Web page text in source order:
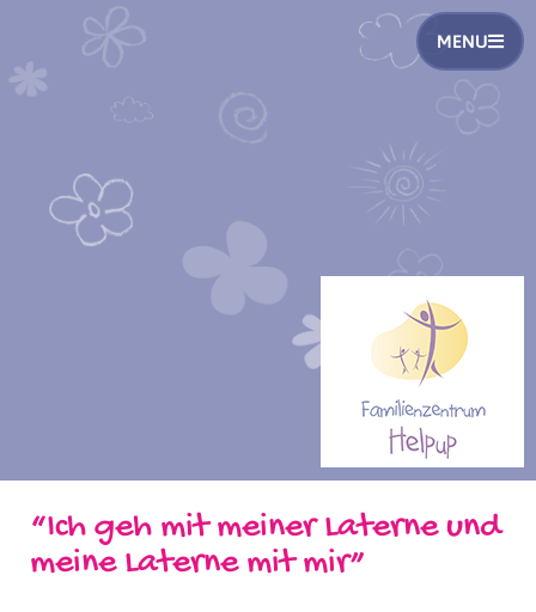
MENU
“Ich geh mit meiner Laterne und
meine Laterne mit mir”